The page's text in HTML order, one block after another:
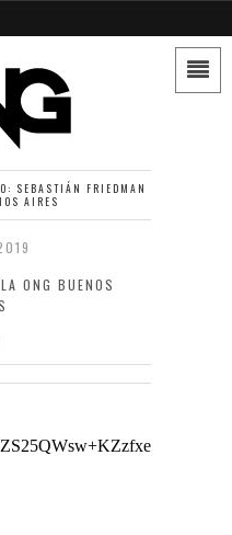
SEBASTIÁN FRIEDMAN
AIRES
ONG BUENOS